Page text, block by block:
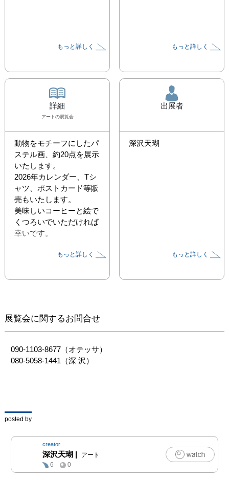
もっと詳しく もっと詳しく
詳細
アート の展覧会
動物をモチーフにしたパ
ステル画、約20点を展示
いたします。
2026年カレンダー、Tシ
ャツ、ポストカード等販
売もいたします。
美味しいコーヒーと絵で
くつろいでいただければ
もっと詳しく
出展者
深沢天瑚
もっと詳しく
展覧会に関するお問合せ
090-1103-8677（オテッサ）
080-5058-1441（深 沢）
posted by
creator
深沢天瑚 |
アート
6
0